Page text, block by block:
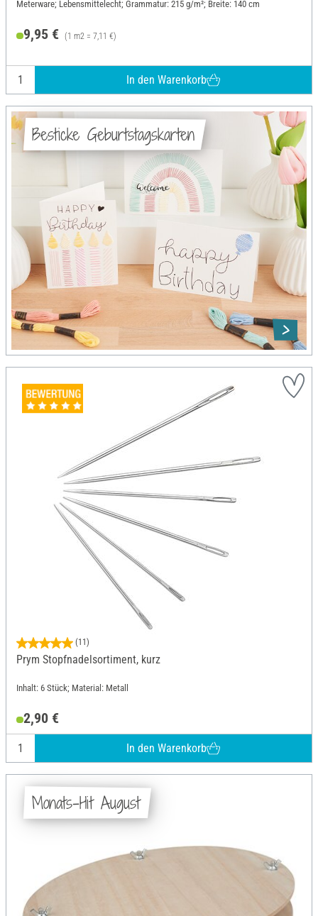
Meterware; Lebensmittelecht; Grammatur: 215 g/m²; Breite: 140 cm
9,95 € (1 m2 = 7,11 €)
In den Warenkorb
Besticke Geburtstagskarten
(11)
Prym Stopfnadelsortiment, kurz
Inhalt: 6 Stück; Material: Metall
2,90 €
In den Warenkorb
Monats-Hit August